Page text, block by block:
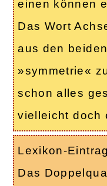
einen können
Das Wort
aus den
»symmetrie«
schon alles
vielleicht doch
Lexikon-Eintrag
Das